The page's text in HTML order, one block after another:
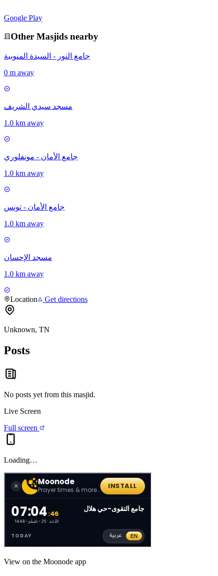
Google Play
Other Masjids nearby
جامع النور - السيدة المنوبية
0 m away
مسجد سيدي الشريف
1.0 km away
جامع الأمان - مونفلوري
1.0 km away
جامع الأمان - تونس
1.0 km away
مسجد الإحسان
1.0 km away
Location Get directions
Unknown, TN
Posts
No posts yet from this masjid.
Live Screen
Full screen
Loading…
View on the Moonode app